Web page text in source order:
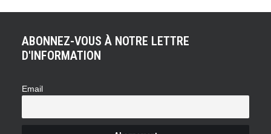
ABONNEZ-VOUS À NOTRE LETTRE
D'INFORMATION
Email